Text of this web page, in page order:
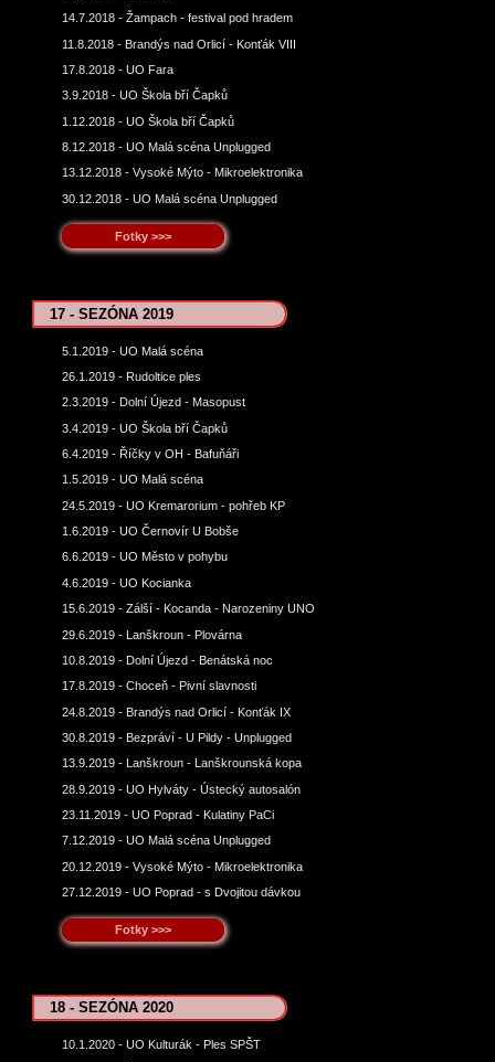
14.7.2018 - Žampach - festival pod hradem
11.8.2018 - Brandýs nad Orlicí - Konťák VIII
17.8.2018 - UO Fara
3.9.2018 - UO Škola bří Čapků
1.12.2018 - UO Škola bří Čapků
8.12.2018 - UO Malá scéna Unplugged
13.12.2018 - Vysoké Mýto - Mikroelektronika
30.12.2018 - UO Malá scéna Unplugged
Fotky >>>
17 - SEZÓNA 2019
5.1.2019 - UO Malá scéna
26.1.2019 - Rudoltice ples
2.3.2019 - Dolní Újezd - Masopust
3.4.2019 - UO Škola bří Čapků
6.4.2019 - Říčky v OH - Bafuňáři
1.5.2019 - UO Malá scéna
24.5.2019 - UO Kremarorium - pohřeb KP
1.6.2019 - UO Černovír U Bobše
6.6.2019 - UO Město v pohybu
4.6.2019 - UO Kocianka
15.6.2019 - Zálší - Kocanda - Narozeniny UNO
29.6.2019 - Lanškroun - Plovárna
10.8.2019 - Dolní Újezd - Benátská noc
17.8.2019 - Choceň - Pivní slavnosti
24.8.2019 - Brandýs nad Orlicí - Konťák IX
30.8.2019 - Bezpráví - U Pildy - Unplugged
13.9.2019 - Lanškroun - Lanškrounská kopa
28.9.2019 - UO Hylváty - Ústecký autosalón
23.11.2019 - UO Poprad - Kulatiny PaCi
7.12.2019 - UO Malá scéna Unplugged
20.12.2019 - Vysoké Mýto - Mikroelektronika
27.12.2019 - UO Poprad - s Dvojitou dávkou
Fotky >>>
18 - SEZÓNA 2020
10.1.2020 - UO Kulturák - Ples SPŠT